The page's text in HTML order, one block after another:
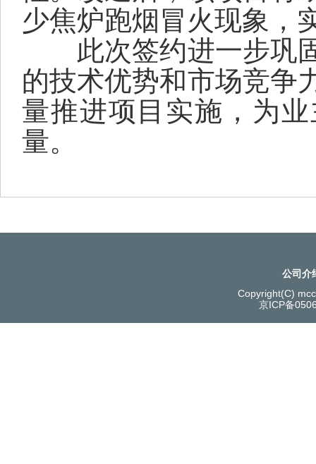
少焦炉跑烟冒火现象，
此次签约进一步巩
的技术优势和市场竞争
量推进项目实施， 为
量。
公司介
Copyright(C)
京ICP备